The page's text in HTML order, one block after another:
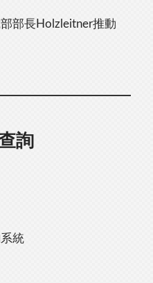
部長Holzleitner推動
詢
統